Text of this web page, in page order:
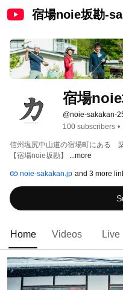
宿場noie坂勘-
宿場
@noie-sakakan-
100 subscribers •
信州塩尻中山道の宿場町にある　
【宿場noie坂勘】 ...more
noie-sakakan.jp and 3 more
Home Videos Live